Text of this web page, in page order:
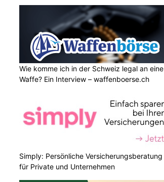
Wie komme ich in der Schweiz legal an eine
Waffe? Ein Interview – waffenboerse.ch
Simply: Persönliche Versicherungsberatung
für Private und Unternehmen